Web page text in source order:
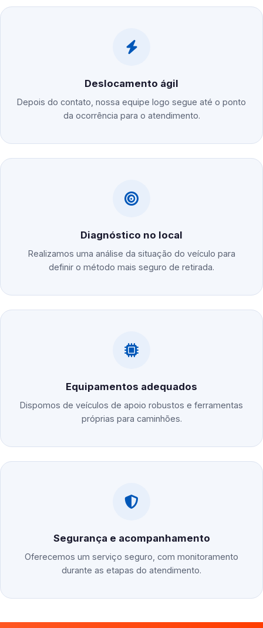
Deslocamento ágil
Depois do contato, nossa equipe logo segue até o ponto
da ocorrência para o atendimento.
Diagnóstico no local
Realizamos uma análise da situação do veículo para
definir o método mais seguro de retirada.
Equipamentos adequados
Dispomos de veículos de apoio robustos e ferramentas
próprias para caminhões.
Segurança e acompanhamento
Oferecemos um serviço seguro, com monitoramento
durante as etapas do atendimento.